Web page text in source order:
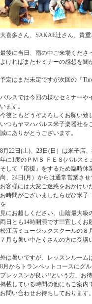
大喜多さん、SAKAE辻さん、貴
最後に当日、雨の中ご来場くださ
よければまたセミナーの感想を聞
予定はまだ未定ですが次回の『
パルスでは今回の様なセミナーや
います。
今後ともどうぞよろしくお願い致
いつもヤマハパルス米子楽器社を
誠にありがとうございます。
8月22日(土)、23日(日）は米子店
年に1度のＰＭＳ ＦＥＳ(パルスミ
そして『応援』をするため臨時休
尚、24日(月）からは通常営業させ
お客様には大変ご迷惑をおかけい
お時間がございましたらぜひ米子
を
見にお越しください。山陰最大級
両日とも14時開演です!!!宜しくお
松江店ミュージックスクールの８
７月も暑い中たくさんの方に受講
外は暑いですが、レッスンルーム
8月からトランペットコースにグ
プレッスンが良い!!という方、お
掲載している時間の他にもご案内
お問い合わせお待ちしております。